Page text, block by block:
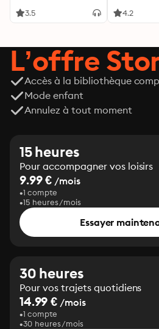
3.5 4.2
L’offre
Accès à la bibliothèque
Mode enfant
Annulez à tout moment
15 heures
Pour accompagner vos loisirs
9.99 € /mois
1 compte
15 heures/mois
Essayer
30 heures
Pour vos trajets quotidiens
14.99 € /mois
1 compte
30 heures/mois